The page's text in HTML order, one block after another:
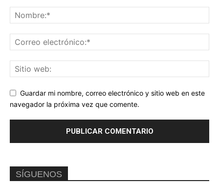
Guardar mi nombre, correo electrónico y sitio web en este
navegador la próxima vez que comente.
SÍGUENOS